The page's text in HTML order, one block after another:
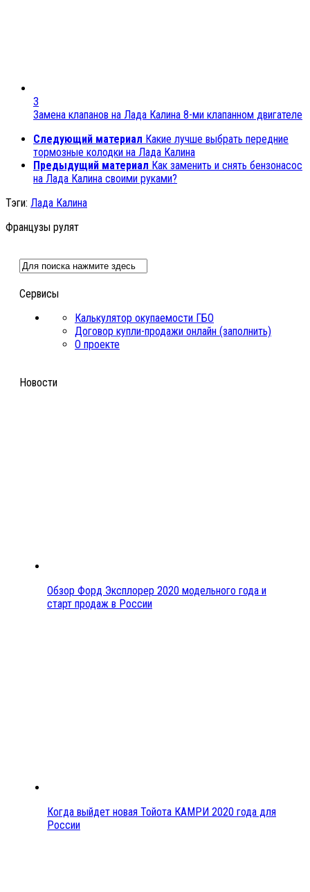
3
Замена клапанов на Лада Калина 8-ми клапанном двигателе
Следующий материал Какие лучше выбрать передние
тормозные колодки на Лада Калина
Предыдущий материал Как заменить и снять бензонасос
на Лада Калина своими руками?
Тэги: Лада Калина
Французы рулят
Сервисы
Калькулятор окупаемости ГБО
Договор купли-продажи онлайн (заполнить)
О проекте
Новости
Обзор Форд Эксплорер 2020 модельного года и
старт продаж в России
Когда выйдет новая Тойота КАМРИ 2020 года для
России